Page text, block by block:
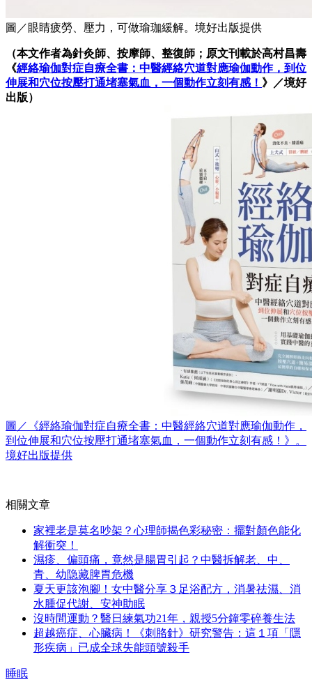
圖／眼睛疲勞、壓力，可做瑜珈緩解。境好出版提供
（本文作者為針灸師、按摩師、整復師；原文刊載於高村昌壽
《經絡瑜伽對症自療全書：中醫經絡穴道對應瑜伽動作，到位
伸展和穴位按壓打通堵塞氣血，一個動作立刻有感！ 》
／境好
出版）
圖／《經絡瑜伽對症自療全書：中醫經絡穴道對應瑜伽動作，
到位伸展和穴位按壓打通堵塞氣血，一個動作立刻有感！》。
境好出版提供
相關文章
家裡老是莫名吵架？心理師揭色彩秘密：擺對顏色能化
解衝突！
濕疹、偏頭痛，竟然是腸胃引起？中醫拆解老、中、
青、幼隐藏脾胃危機
夏天更該泡腳！女中醫分享３足浴配方，消暑祛濕、消
水腫促代謝、安神助眠
沒時間運動？醫日練氣功21年，親授5分鐘零碎養生法
超越癌症、心臟病！《刺胳針》研究警告：這１項「隱
形疾病」已成全球失能頭號殺手
睡眠